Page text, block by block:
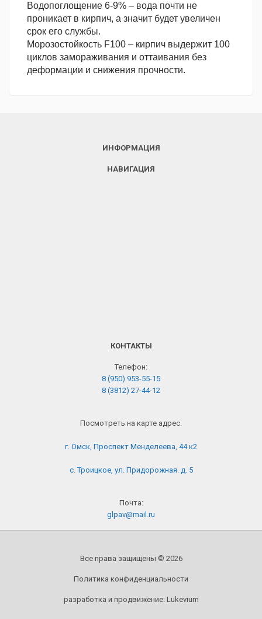
Водопоглощение 6-9% – вода почти не
проникает в кирпич, а значит будет увеличен
срок его службы.
Морозостойкость F100 – кирпич выдержит 100
циклов замораживания и оттаивания без
деформации и снижения прочности.
ИНФОРМАЦИЯ
НАВИГАЦИЯ
КОНТАКТЫ
Телефон:
8 (950) 953-55-15
8 (3812) 27-44-12
Посмотреть на карте адрес:
г. Омск, Проспект Менделеева, 44 к2
с. Троицкое, ул. Придорожная. д. 5
Почта:
glpav@mail.ru
Все права защищены © 2026
Политика конфиденциальности
разработка и продвижение: Lukevium